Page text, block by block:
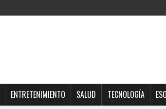
ENTRETENIMIENTO SALUD TECNOLOGÍA